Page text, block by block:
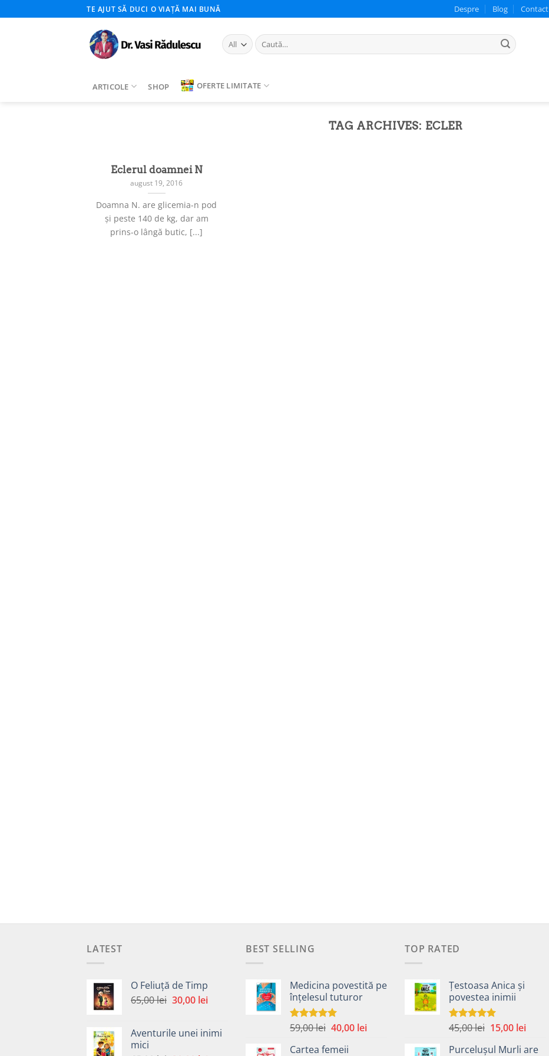
to
TE AJUT SĂ DUCI O VIAȚĂ MAI BUNĂ Despre Blog Contact
Caută
după:
ARTICOLE SHOP OFERTE LIMITATE
TAG ARCHIVES: ECLER
Eclerul doamnei N
august 19, 2016
Doamna N. are glicemia-n pod
și peste 140 de kg, dar am
prins-o lângă butic, [...]
LATEST
O Feliuță de Timp
65,00lei Prețul
fost:
30,00 leiPrețul
30,00 lei.
Aventurile unei inimi
mici
BEST SELLING
Medicina povestită pe
înțelesul tuturor
Evaluat la
59,00lei Prețul
a
40,00 leiPrețul
Cartea femeii
TOP RATED
Țestoasa Anica și
povestea inimii
Evaluat la
45,00lei Prețul
a
15,00 leiPrețul
este:
Purcelușul Murli are